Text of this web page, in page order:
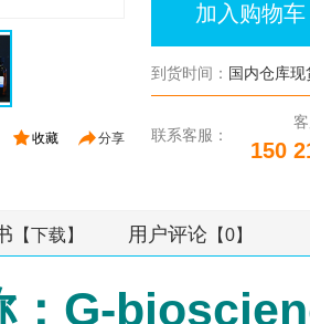
分享
收藏
加入购物车
到货时间： 国内仓库
联系客服：
150
【下载】 用户评论 【0】
：G-